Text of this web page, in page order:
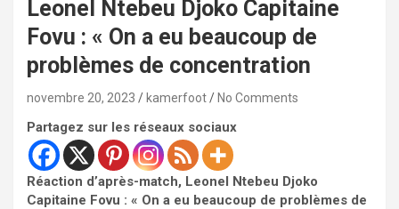
Leonel Ntebeu Djoko Capitaine
Fovu : « On a eu beaucoup de
problèmes de concentration
novembre 20, 2023 kamerfoot No Comments
Partagez sur les réseaux sociaux
Réaction d’après-match, Leonel Ntebeu Djoko
Capitaine Fovu : « On a eu beaucoup de problèmes de